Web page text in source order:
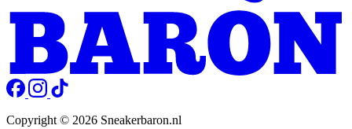
Copyright © 2026 Sneakerbaron.nl